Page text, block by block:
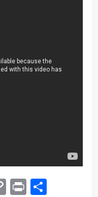
Copy
Print